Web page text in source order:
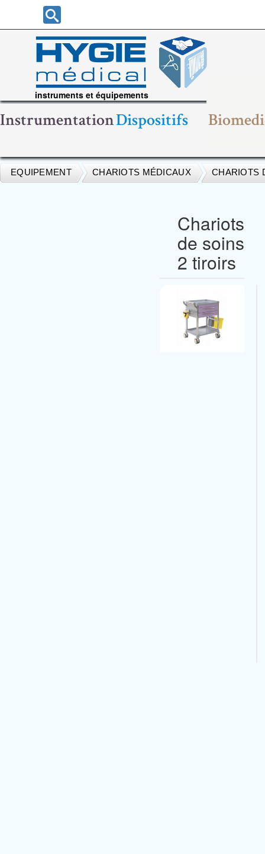
instruments et équipements
chirurgicaux
InstrumentationDispositifs
EQUIPEMENT CHARIOTS MÉDICAUX CHARIOTS
Chariots
de soins
2 tiroirs